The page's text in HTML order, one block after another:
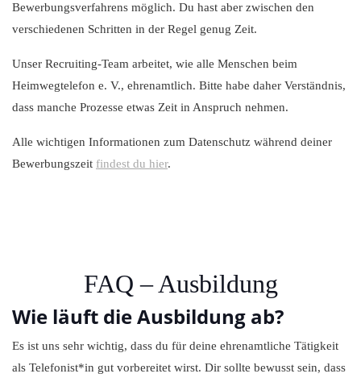
Bewerbungsverfahrens möglich. Du hast aber zwischen den
verschiedenen Schritten in der Regel genug Zeit.
Unser Recruiting-Team arbeitet, wie alle Menschen beim
Heimwegtelefon e. V., ehrenamtlich. Bitte habe daher Verständnis,
dass manche Prozesse etwas Zeit in Anspruch nehmen.
Alle wichtigen Informationen zum Datenschutz während deiner
Bewerbungszeit findest du hier.
FAQ – Ausbildung
Wie läuft die Ausbildung ab?
Es ist uns sehr wichtig, dass du für deine ehrenamtliche Tätigkeit
als Telefonist*in gut vorbereitet wirst. Dir sollte bewusst sein, dass